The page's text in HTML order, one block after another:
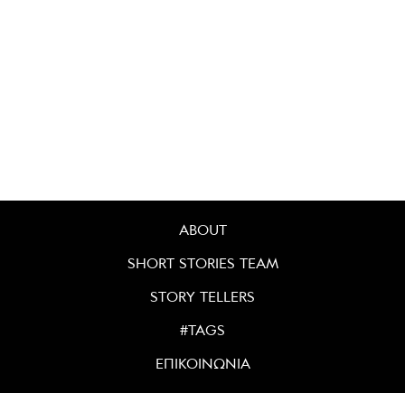
ABOUT
SHORT STORIES TEAM
STORY TELLERS
#TAGS
ΕΠΙΚΟΙΝΩΝΙΑ